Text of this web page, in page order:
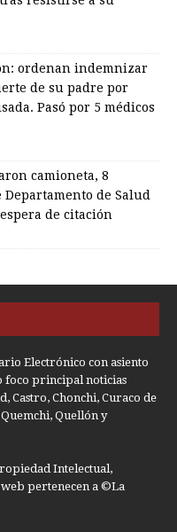
ordenan indemnizar
de su padre por
Pasó por 5 médicos
camioneta, 8
Departamento de Salud
de citación
Electrónico con asiento
foco principal noticias
Castro, Chonchi, Curaco de
Quellón y
Intelectual,
web pertenecen a ©La